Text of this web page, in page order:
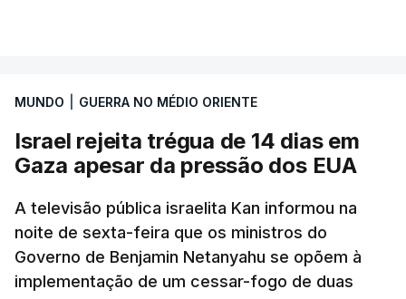
MUNDO GUERRA NO MÉDIO ORIENTE
Israel rejeita trégua de 14 dias em
Gaza apesar da pressão dos EUA
A televisão pública israelita Kan informou na
noite de sexta-feira que os ministros do
Governo de Benjamin Netanyahu se opõem à
implementação de um cessar-fogo de duas